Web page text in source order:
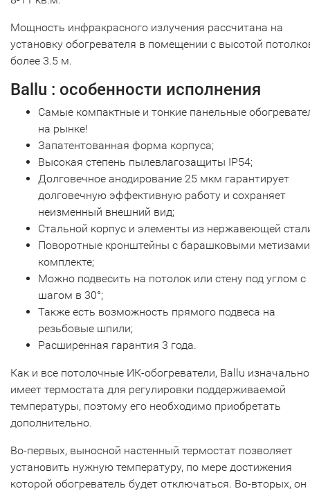
Мощность инфракрасного излучения рассчитана на
установку обогревателя в помещении с высотой
более 3.5 м.
Ballu : особенности исполнения
Самые компактные и тонкие панельные
на рынке!
Запатентованная форма корпуса;
Высокая степень пылевлагозащиты IP54;
Долговечное анодирование 25 мкм гарантирует
долговечную эффективную работу и сохраняет
неизменный внешний вид;
Стальной корпус и элементы из нержавеющей
Поворотные кронштейны с барашковыми
комплекте;
Можно подвесить на потолок или стену под углом с
шагом в 30°;
Также есть возможность прямого подвеса на
резьбовые шпили;
Расширенная гарантия 3 года.
Как и все потолочные ИК-обогреватели, Ballu
имеет термостата для регулировки поддерживаемой
температуры, поэтому его необходимо приобретать
дополнительно.
Во-первых, выносной настенный термостат позволяет
установить нужную температуру, по мере достижения
которой обогреватель будет отключаться. Во-вторых, он